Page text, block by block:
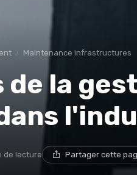
Maintenance infrastructures
de la
de lecture Partager cette